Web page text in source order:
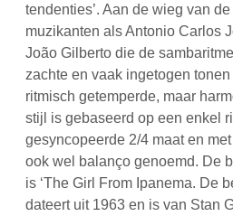
tendenties’. Aan de wieg van
muzikanten als Antonio Carlos
João Gilberto die de
zachte en vaak ingetogen
ritmisch getemperde, maar
stijl is gebaseerd op een enkel
gesyncopeerde 2/4 maat en
ook wel balanço genoemd. De
is ‘The Girl From Ipanema. De
dateert uit 1963 en is van Stan